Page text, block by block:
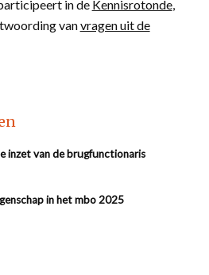
in de Kennisrotonde,
vanvragen uit de
inzet van de brugfunctionaris
in het mbo 2025